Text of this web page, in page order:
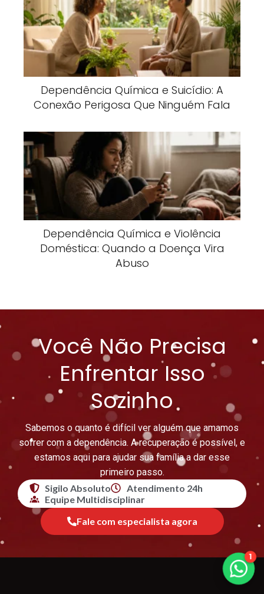
Dependência Química e Suicídio: A
Conexão Perigosa Que Ninguém Fala
Dependência Química e Violência
Doméstica: Quando a Doença Vira
Abuso
Você Não Precisa
Enfrentar Isso
Sozinho
Sabemos o quanto é difícil ver alguém que amamos
sofrer com a dependência. A recuperação é possível, e
estamos aqui para ajudar sua família a dar esse
primeiro passo.
Sigilo Absoluto
Atendimento 24h
Equipe Multidisciplinar
Fale com especialista agora
1